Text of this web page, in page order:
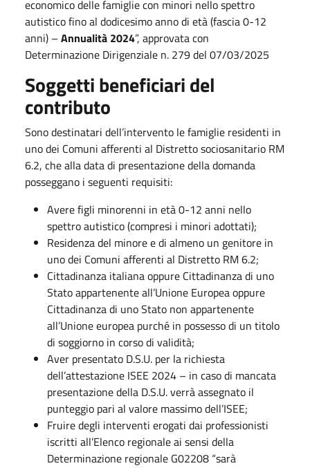
economico delle famiglie con minori nello spettro
autistico fino al dodicesimo anno di età (fascia 0-12
anni) – Annualità 2024”, approvata con
Determinazione Dirigenziale n. 279 del 07/03/2025
Soggetti beneficiari del
contributo
Sono destinatari dell’intervento le famiglie residenti in
uno dei Comuni afferenti al Distretto sociosanitario RM
6.2, che alla data di presentazione della domanda
posseggano i seguenti requisiti:
Avere figli minorenni in età 0-12 anni nello
spettro autistico (compresi i minori adottati);
Residenza del minore e di almeno un genitore in
uno dei Comuni afferenti al Distretto RM 6.2;
Cittadinanza italiana oppure Cittadinanza di uno
Stato appartenente all’Unione Europea oppure
Cittadinanza di uno Stato non appartenente
all’Unione europea purché in possesso di un titolo
di soggiorno in corso di validità;
Aver presentato D.S.U. per la richiesta
dell’attestazione ISEE 2024 – in caso di mancata
presentazione della D.S.U. verrà assegnato il
punteggio pari al valore massimo dell’ISEE;
Fruire degli interventi erogati dai professionisti
iscritti all’Elenco regionale ai sensi della
Determinazione regionale G02208 “sarà